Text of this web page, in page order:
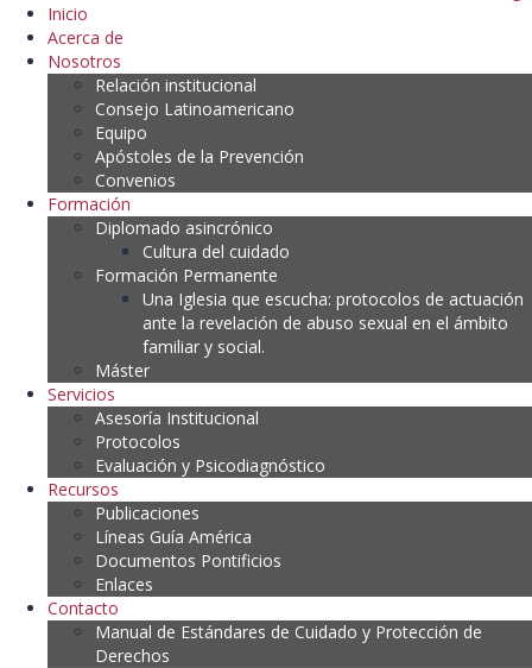
Inicio
Acerca de
Nosotros
Relación institucional
Consejo Latinoamericano
Equipo
Apóstoles de la Prevención
Convenios
Formación
Diplomado asincrónico
Cultura del cuidado
Formación Permanente
Una Iglesia que escucha: protocolos de actuación
ante la revelación de abuso sexual en el ámbito
familiar y social.
Máster
Servicios
Asesoría Institucional
Protocolos
Evaluación y Psicodiagnóstico
Recursos
Publicaciones
Líneas Guía América
Documentos Pontificios
Enlaces
Contacto
Manual de Estándares de Cuidado y Protección de
Derechos